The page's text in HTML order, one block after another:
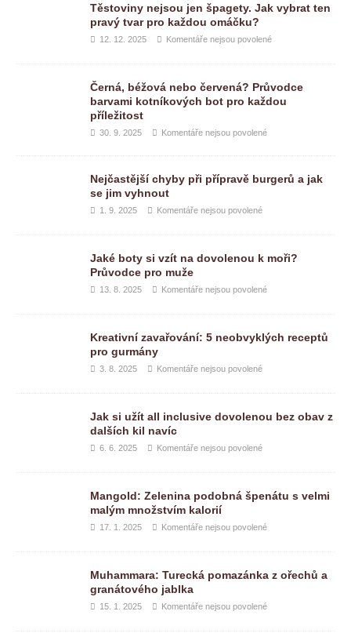
Těstoviny nejsou jen špagety. Jak vybrat ten
pravý tvar pro každou omáčku?
12. 12. 2025 Komentáře nejsou povolené
Černá, béžová nebo červená? Průvodce
barvami kotníkových bot pro každou
příležitost
30. 9. 2025 Komentáře nejsou povolené
Nejčastější chyby při přípravě burgerů a jak
se jim vyhnout
1. 9. 2025 Komentáře nejsou povolené
Jaké boty si vzít na dovolenou k moři?
Průvodce pro muže
13. 8. 2025 Komentáře nejsou povolené
Kreativní zavařování: 5 neobvyklých receptů
pro gurmány
3. 8. 2025 Komentáře nejsou povolené
Jak si užít all inclusive dovolenou bez obav z
dalších kil navíc
6. 6. 2025 Komentáře nejsou povolené
Mangold: Zelenina podobná špenátu s velmi
malým množstvím kalorií
17. 1. 2025 Komentáře nejsou povolené
Muhammara: Turecká pomazánka z ořechů a
granátového jablka
15. 1. 2025 Komentáře nejsou povolené